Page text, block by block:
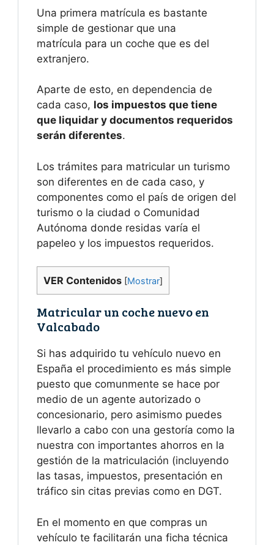
Una primera matrícula es bastante
simple de gestionar que una
matrícula para un coche que es del
extranjero.
Aparte de esto, en dependencia de
cada caso, los impuestos que tiene
que liquidar y documentos requeridos
serán diferentes.
Los trámites para matricular un turismo
son diferentes en de cada caso, y
componentes como el país de origen del
turismo o la ciudad o Comunidad
Autónoma donde residas varía el
papeleo y los impuestos requeridos.
VER Contenidos [Mostrar]
Matricular un coche nuevo en
Valcabado
Si has adquirido tu vehículo nuevo en
España el procedimiento es más simple
puesto que comunmente se hace por
medio de un agente autorizado o
concesionario, pero asimismo puedes
llevarlo a cabo con una gestoría como la
nuestra con importantes ahorros en la
gestión de la matriculación (incluyendo
las tasas, impuestos, presentación en
tráfico sin citas previas como en DGT.
En el momento en que compras un
vehículo te facilitarán una ficha técnica